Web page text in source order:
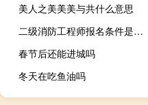
美人之美美美与共什么意思
二级消防工程师报名条件是什么
春节后还能进城吗
冬天在吃鱼油吗